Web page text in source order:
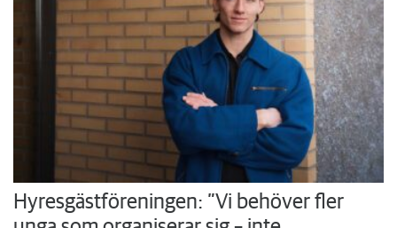
Hyresgästföreningen: ”Vi behöver fler